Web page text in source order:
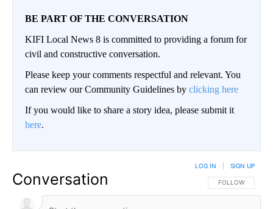
BE PART OF THE CONVERSATION
KIFI Local News 8 is committed to providing a forum for
civil and constructive conversation.
Please keep your comments respectful and relevant. You
can review our Community Guidelines by clicking here
If you would like to share a story idea, please submit it
here.
Conversation FOLLOW THIS
FOLLOW
LOG IN SIGN UP